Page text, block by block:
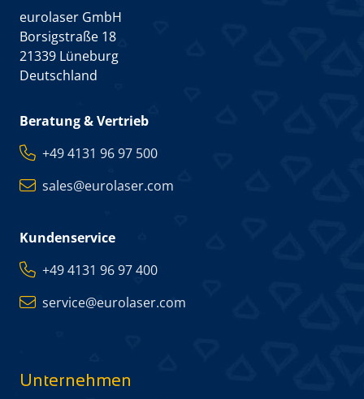
eurolaser GmbH
Borsigstraße 18
21339 Lüneburg
Deutschland
Beratung & Vertrieb
+49 4131 96 97 500
sales@eurolaser.com
Kundenservice
+49 4131 96 97 400
service@eurolaser.com
Unternehmen